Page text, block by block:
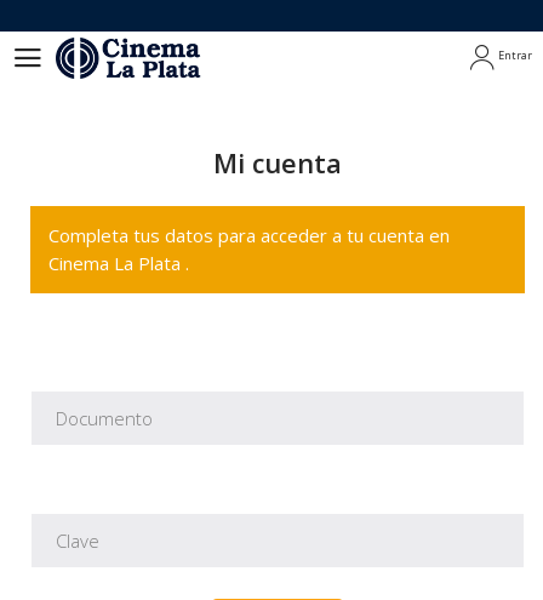
Entrar
Mi cuenta
Completa tus datos para acceder a tu cuenta en
Cinema La Plata .